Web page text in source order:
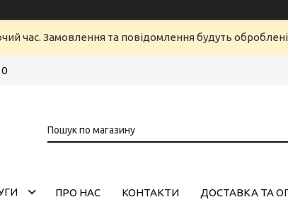
час. Замовлення та повідомлення будуть
ПРО НАС КОНТАКТИ ДОСТАВКА ТА